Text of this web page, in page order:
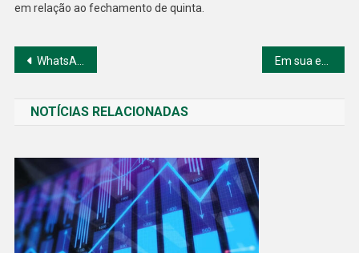
em relação ao fechamento de quinta.
Navegação
Post
WhatsApp traz para o Brasil a opção de pagamento no aplicativo
NOTÍCIAS RELACIONADAS